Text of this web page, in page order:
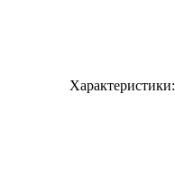
Характеристики: